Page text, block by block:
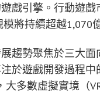
戲引擎。行動遊
將持續超越1,070
趨勢聚焦於三大
於遊戲開發過程
大多數虛擬實境（